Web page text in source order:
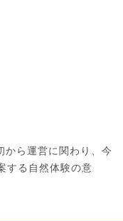
ら運営に関わり、今
する自然体験の意